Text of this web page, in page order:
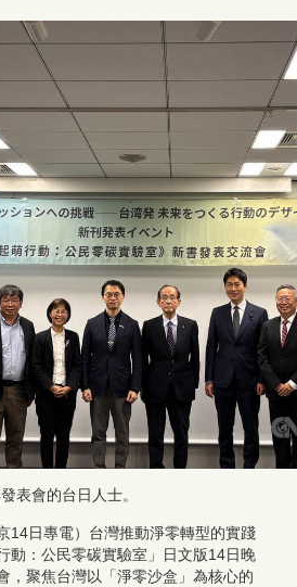
表會的台日人士。
14日專電）台灣推動淨零轉型的實踐
動：公民零碳實驗室」日文版14日晚
，聚焦台灣以「淨零沙盒」為核心的